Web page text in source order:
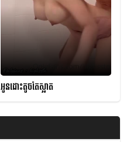
អូនដោះតូចតែស្អាត